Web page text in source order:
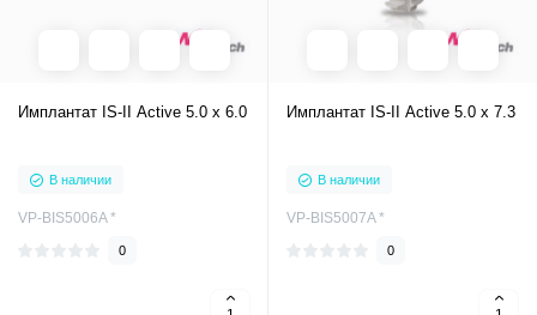
Имплантат IS-II Active 5.0 x 6.0
В наличии
VP-BIS5006A *
0
Имплантат IS-II Active 5.0 x 7.3
В наличии
VP-BIS5007A *
0